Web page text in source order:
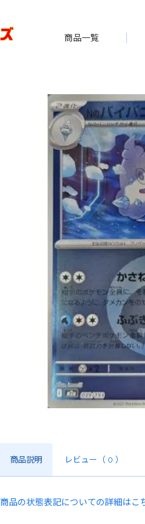
商品一覧
商品説明 レビュー （ 0 ）
商品の状態表記についての詳細はこ